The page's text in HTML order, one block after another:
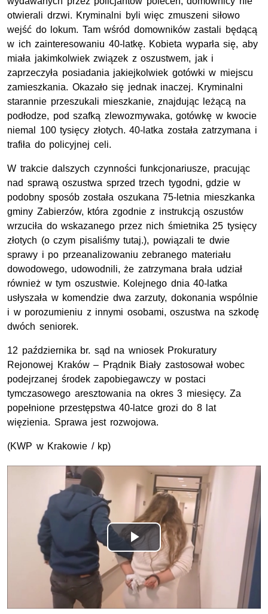
otwierali drzwi. Kryminalni byli więc zmuszeni siłowo
wejść do lokum. Tam wśród domowników zastali będącą
w ich zainteresowaniu 40-latkę. Kobieta wyparła się, aby
miała jakimkolwiek związek z oszustwem, jak i
zaprzeczyła posiadania jakiejkolwiek gotówki w miejscu
zamieszkania. Okazało się jednak inaczej. Kryminalni
starannie przeszukali mieszkanie, znajdując leżącą na
podłodze, pod szafką zlewozmywaka, gotówkę w kwocie
niemal 100 tysięcy złotych. 40-latka została zatrzymana i
trafiła do policyjnej celi.
W trakcie dalszych czynności funkcjonariusze, pracując
nad sprawą oszustwa sprzed trzech tygodni, gdzie w
podobny sposób została oszukana 75-letnia mieszkanka
gminy Zabierzów, która zgodnie z instrukcją oszustów
wrzuciła do wskazanego przez nich śmietnika 25 tysięcy
złotych (o czym pisaliśmy tutaj.), powiązali te dwie
sprawy i po przeanalizowaniu zebranego materiału
dowodowego, udowodnili, że zatrzymana brała udział
również w tym oszustwie. Kolejnego dnia 40-latka
usłyszała w komendzie dwa zarzuty, dokonania wspólnie
i w porozumieniu z innymi osobami, oszustwa na szkodę
dwóch seniorek.
12 października br. sąd na wniosek Prokuratury
Rejonowej Kraków – Prądnik Biały zastosował wobec
podejrzanej środek zapobiegawczy w postaci
tymczasowego aresztowania na okres 3 miesięcy. Za
popełnione przestępstwa 40-latce grozi do 8 lat
więzienia. Sprawa jest rozwojowa.
(KWP w Krakowie / kp)
Odtwórz
wideo